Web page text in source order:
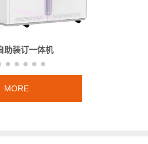
助装订一体机
MORE